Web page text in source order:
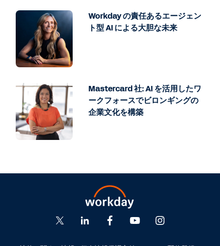
Workday の責任あるエージェン
ト型 AI による大胆な未来
Mastercard 社: AI を活用したワ
ークフォースでビロンギングの
企業文化を構築